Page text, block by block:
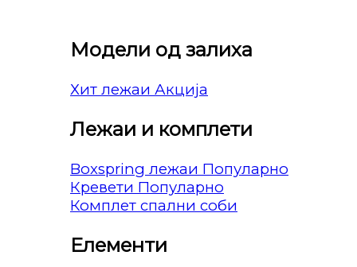
Модели од залиха
Хит лежаи
Лежаи и комплети
Boxspring лежаи
Кревети
Комплет спални соби
Елементи